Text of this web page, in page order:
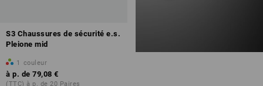
S3 Chaussures de sécurité e.s.
Pleione mid
1 couleur
à p. de 79,08 €
(TTC) à p. de 20 Paires